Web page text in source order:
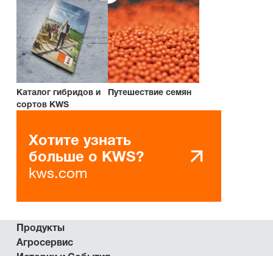
Каталог гибридов и
сортов KWS
Путешествие семян
Хотите узнать
больше о KWS?
kws.com
Продукты
Агросервис